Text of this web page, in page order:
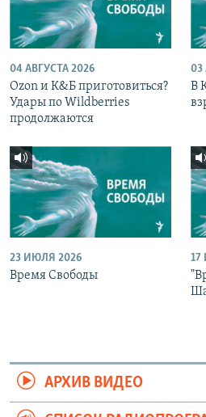
04 АВГУСТА 2026
Ozon и К&Б приготовиться?
Удары по Wildberries
продолжаются
03
В
23 ИЮЛЯ 2026
Время Свободы
17
АРХИВ ВИДЕО